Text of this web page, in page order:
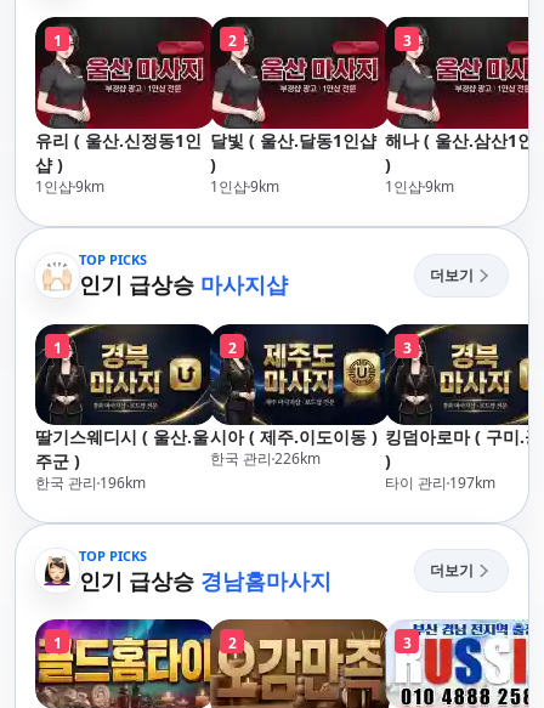
동,마린시티,송정,기장,
정관,일광,망미,토곡,시
청,양정,초량,사직,온
천,미남,만덕,괴정,학
장,금사,서동,반여,반
송,명륜,남천,대연,문
현,부전,개금,가야,주
례,괘법,학장,강서,신
마사지 홈케어 홈타이
정관,일광,망미,토곡
청,양정,초량,사직,온
천,미남,만덕,괴정,학
장,금사,서동,반여,반
송,명륜,남천,대연,문
현,부전,개금,가야,주
례,괘법,학장,강서,신
호,서구,암남
1
유리 ( 울산.신정동1인
샵 )
1인샵9km
2
달빛 ( 울산.달동1인샵
)
1인샵9km
3
해나 ( 울산.삼산1인
)
1인샵9km
TOP PICKS
인기 급상승 마사지샵 더보기
1
딸기스웨디시 ( 울산.울
주군 )
한국 관리 196km
2
시아 ( 제주.이도이동 )
한국 관리 226km
3
킹덤아로마 ( 구미.
)
타이 관리 197km
TOP PICKS
인기 급상승 경남홈마사지 더보기
1 2 3